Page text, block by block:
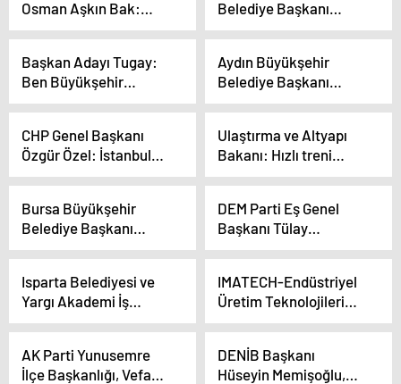
Osman Aşkın Bak:
Türkiye’de Sporda
Belediye Başkanı
Volkan Şeker: ‘Mut
dönemi bitti artık
ustalık dönemi başladı’
Başkan Adayı Tugay:
Ben Büyükşehir
Belediye Başkanı
Konuları Bir Kenara
Bırakacağım
Aydın Büyükşehir
Belediye Başkanı
Çerçioğlu: ‘Onlar vaat
CHP Genel Başkanı
Özgür Özel: İstanbul
İttifakını Yine Sandıkta
Ulaştırma ve Altyapı
Bakanı: Hızlı treni
Cumhurbaşkanımız
Bursa Büyükşehir
Belediye Başkanı
Alinur Aktaş,
Kentsel Dönüşüm
İddialarını Eleştirdi
DEM Parti Eş Genel
Başkanı Tülay
Hatimoğulları: ‘AKP
uçurdu ama
uçurumdan aşağıya
uçurdu’
Isparta Belediyesi ve
Yargı Akademi İş
Birliğiyle KPSS Kampı
IMATECH-Endüstriyel
Üretim Teknolojileri
Fuarı İzmir’de
AK Parti Yunusemre
İlçe Başkanlığı, Vefa
DENİB Başkanı
Hüseyin Memişoğlu,